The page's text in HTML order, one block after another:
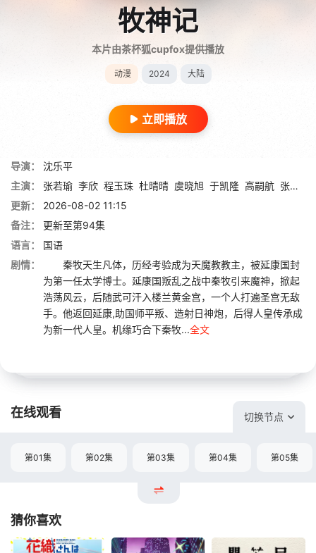
牧神记
本片由茶杯狐cupfox提供播放
动漫 2024 大陆
立即播放
导演：
沈乐平
主演：
张若瑜 李欣 程玉珠 杜晴晴 虞晓旭 于凯隆 高嗣航 张恒
更新：
2026-08-02 11:15
备注：
更新至第94集
语言：
国语
剧情：
秦牧天生凡体，历经考验成为天魔教教主，被延康国封
为第一任太学博士。延康国叛乱之战中秦牧引来魔神，掀起
浩荡风云，后随武可汗入楼兰黄金宫，一个人打遍圣宫无敌
手。他返回延康,助国师平叛、造射日神炮，后得人皇传承成
为新一代人皇。机缘巧合下秦牧...全文
在线观看 切换节点
第01集 第02集 第03集 第04集 第05集
猜你喜欢